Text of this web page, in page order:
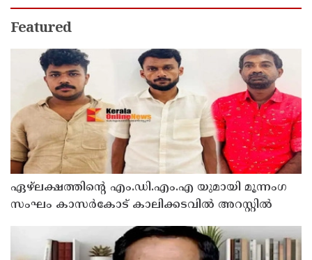
Featured
ഏഴ്ലക്ഷത്തിൻ്റെ എം.ഡി.എം.എ യുമായി മൂന്നംഗ
സംഘം കാസർകോട് കാലിക്കടവിൽ അറസ്റ്റിൽ